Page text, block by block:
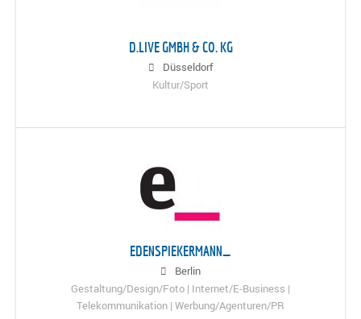
D.LIVE GMBH & CO. KG
Düsseldorf
Kultur/Sport
EDENSPIEKERMANN_
Berlin
Gestaltung/Design/Foto | Internet/E-Business |
Telekommunikation | Werbung/Agenturen/PR